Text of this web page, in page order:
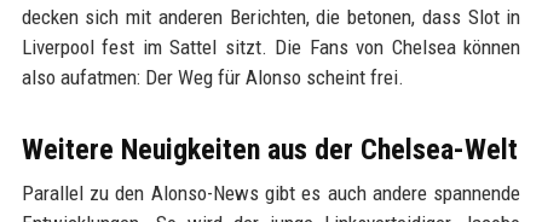
decken sich mit anderen Berichten, die betonen, dass Slot in
Liverpool fest im Sattel sitzt. Die Fans von Chelsea können
also aufatmen: Der Weg für Alonso scheint frei.
Weitere Neuigkeiten aus der Chelsea-Welt
Parallel zu den Alonso-News gibt es auch andere spannende